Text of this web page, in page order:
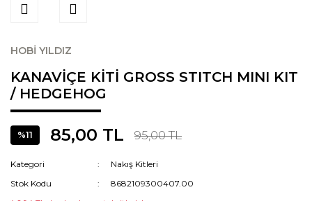
HOBİ YILDIZ
KANAVİÇE KİTİ GROSS STITCH MINI KIT
/ HEDGEHOG
%11 85,00 TL 95,00 TL
Kategori
Nakış Kitleri
Stok Kodu
8682109300407.00